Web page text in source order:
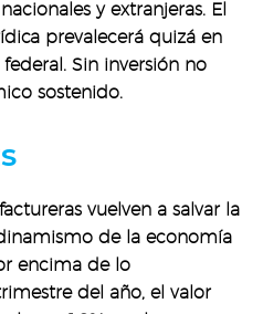
y extranjeras. El
prevalecerá quizá en
Sin inversión no
sostenido.
vuelven a salvar la
de la economía
encima de lo
del año, el valor